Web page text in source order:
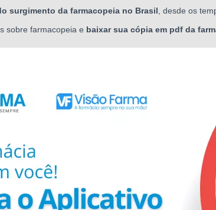
surgimento da farmacopeia no Brasil , desde os
sobre farmacopeia e baixar sua cópia em pdf da